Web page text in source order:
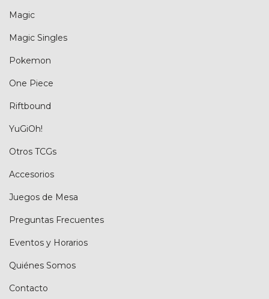
Magic
Magic Singles
Pokemon
One Piece
Riftbound
YuGiOh!
Otros TCGs
Accesorios
Juegos de Mesa
Preguntas Frecuentes
Eventos y Horarios
Quiénes Somos
Contacto